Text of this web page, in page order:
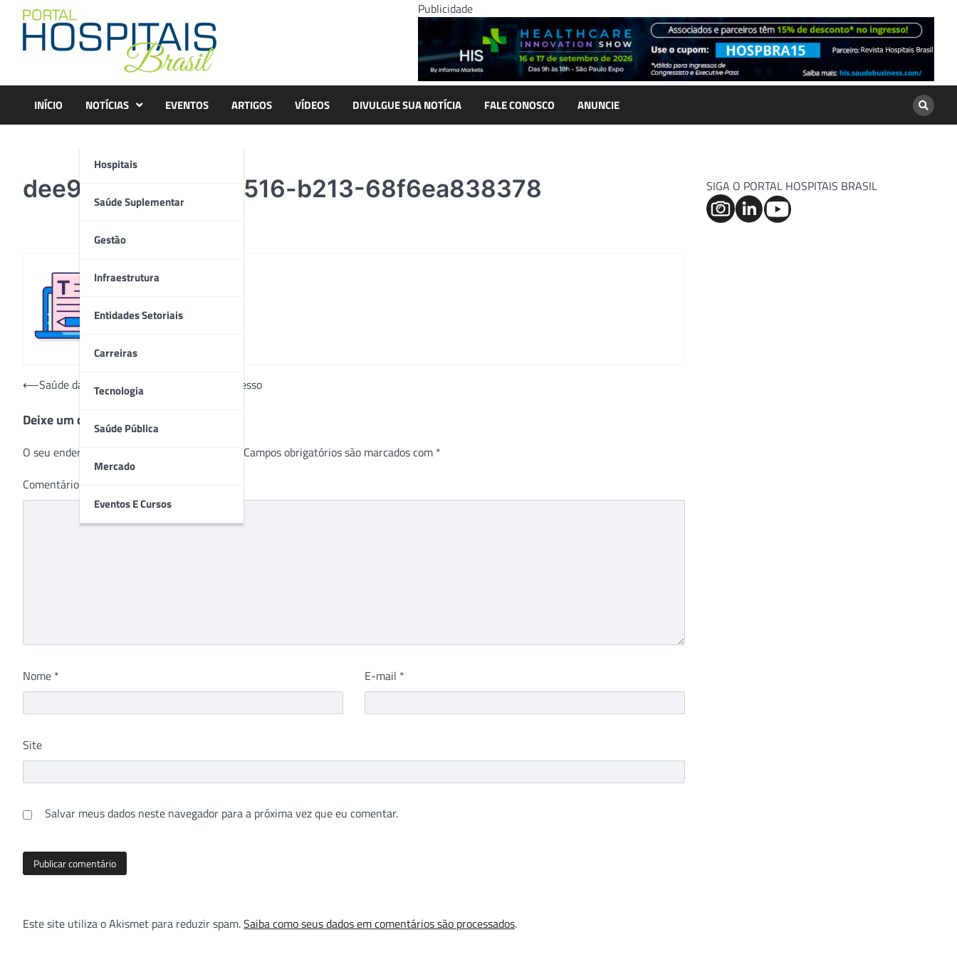
content
Publicidade
INÍCIO NOTÍCIAS
Hospitais
Saúde Suplementar
Gestão
Infraestrutura
Entidades Setoriais
Carreiras
Tecnologia
Saúde Pública
Mercado
Eventos E Cursos
EVENTOS ARTIGOS VÍDEOS DIVULGUE SUA NOTÍCIA FALE CONOSCO ANUNCIE
dee9455d-3305-4516-b213-68f6ea838378
Navegação
Post
⟵Saúde das mãos e punhos é foco de Congresso
Deixe um comentário
O seu endereço de e-mail não será publicado. Campos obrigatórios são marcados com *
Comentário
Nome * E-mail *
Site
Salvar meus dados neste navegador para a próxima vez que eu comentar.
Este site utiliza o Akismet para reduzir spam.Saiba como seus dados em comentários são processados.
SIGA O PORTAL HOSPITAIS BRASIL